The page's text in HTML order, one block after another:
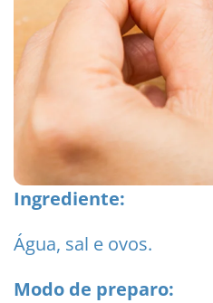
Ingrediente:
Água, sal e ovos.
Modo de preparo: